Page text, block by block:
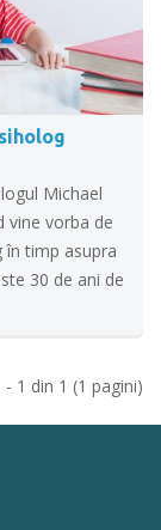
Michael
vine vorba de
în timp asupra
30 de ani de
1 din 1 (1 pagini)